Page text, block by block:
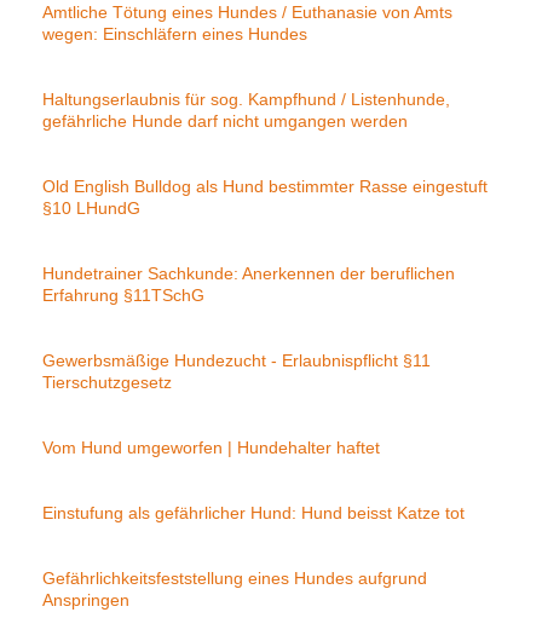
Amtliche Tötung eines Hundes / Euthanasie von Amts
wegen: Einschläfern eines Hundes
Haltungserlaubnis für sog. Kampfhund / Listenhunde,
gefährliche Hunde darf nicht umgangen werden
Old English Bulldog als Hund bestimmter Rasse eingestuft
§10 LHundG
Hundetrainer Sachkunde: Anerkennen der beruflichen
Erfahrung §11TSchG
Gewerbsmäßige Hundezucht - Erlaubnispflicht §11
Tierschutzgesetz
Vom Hund umgeworfen | Hundehalter haftet
Einstufung als gefährlicher Hund: Hund beisst Katze tot
Gefährlichkeitsfeststellung eines Hundes aufgrund
Anspringen